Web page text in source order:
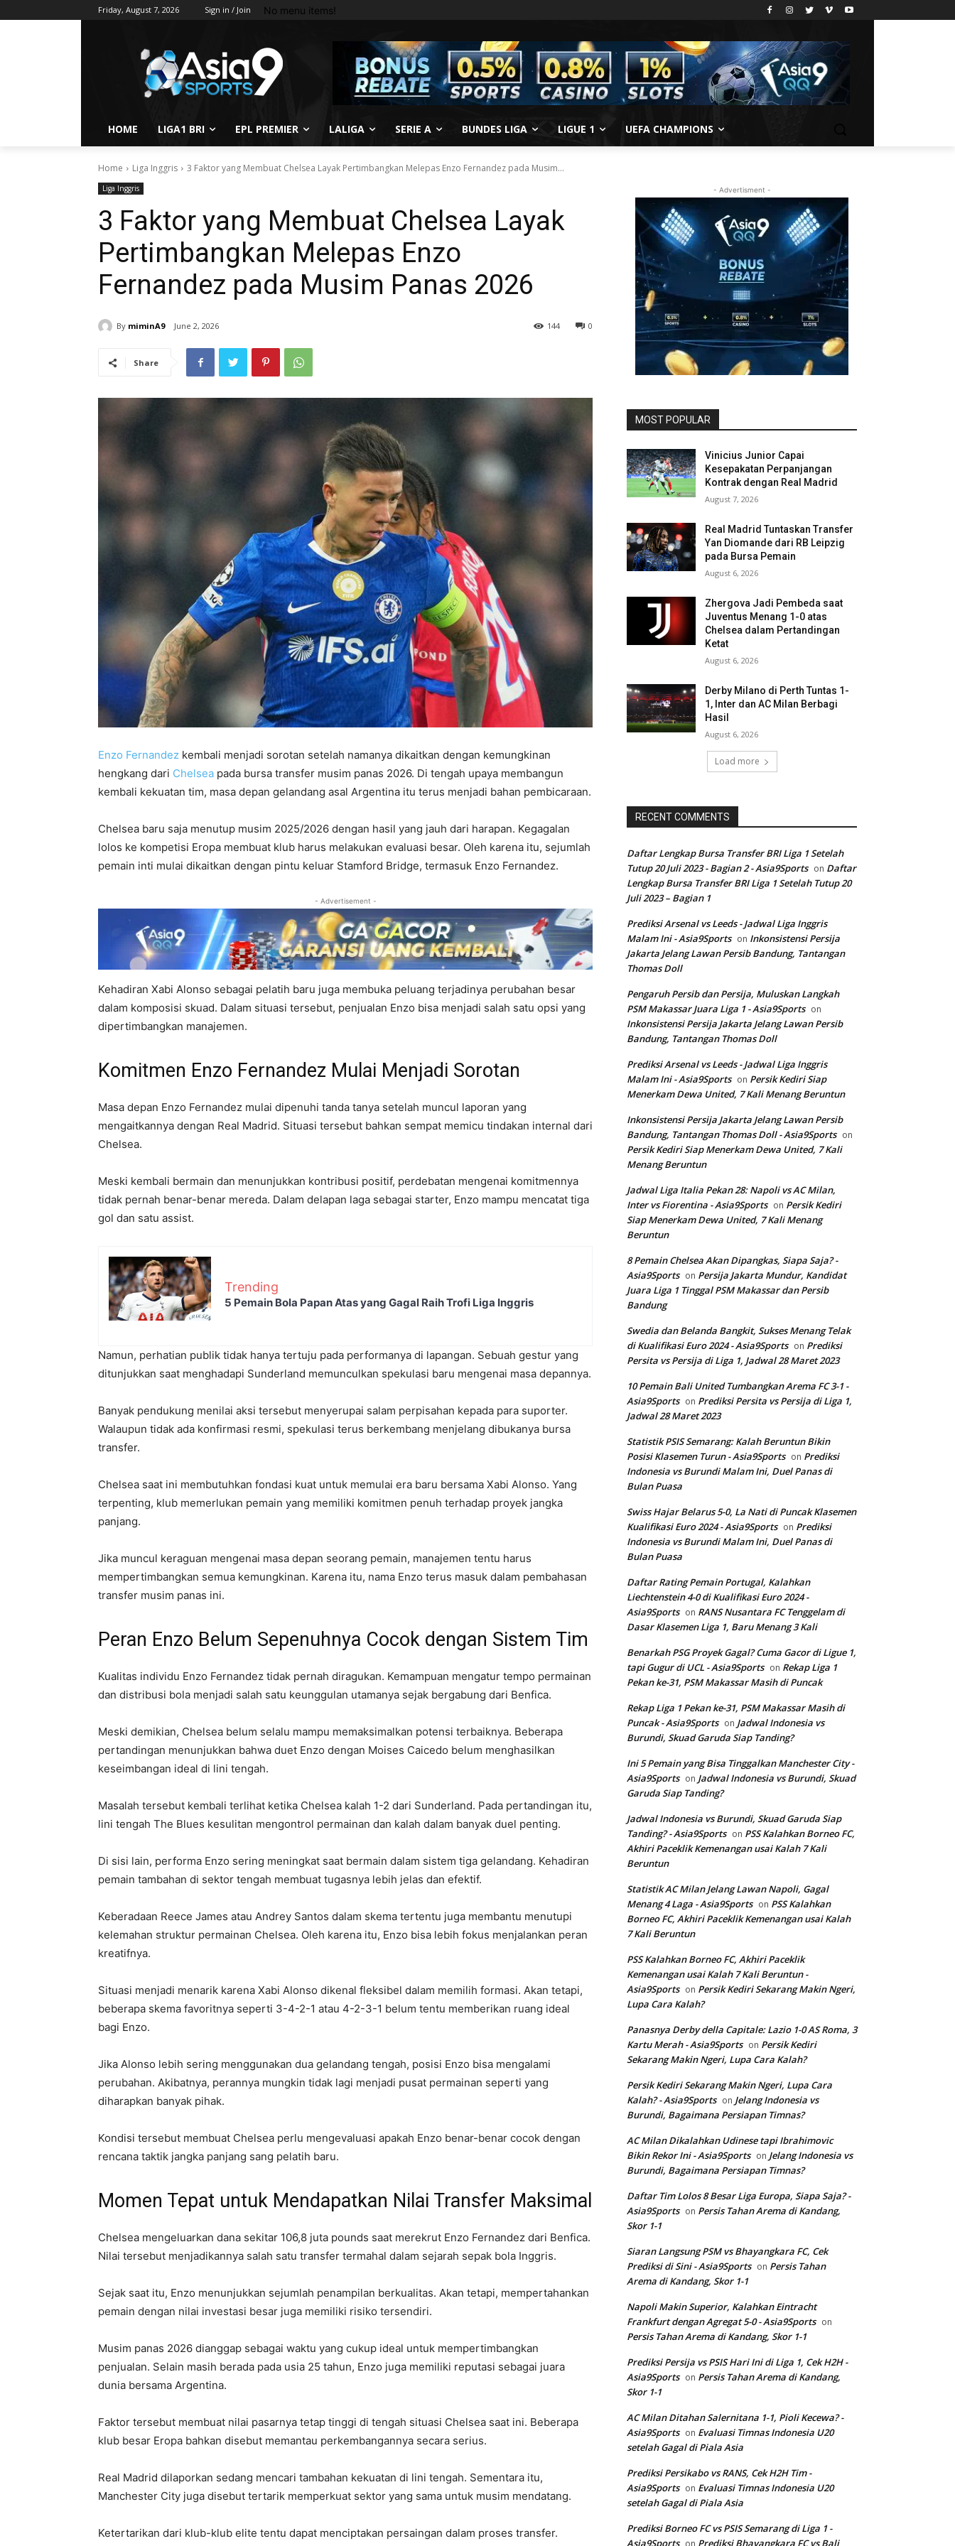
Friday, August 7, 2026 Sign in / Join No menu items!
HOME LIGA1 BRI EPL PREMIER LALIGA SERIE A BUNDES LIGA LIGUE 1 UEFA CHAMPIONS
Home Liga Inggris 3 Faktor yang Membuat Chelsea Layak Pertimbangkan Melepas Enzo Fernandez pada Musim...
Liga Inggris
3 Faktor yang Membuat Chelsea Layak
Pertimbangkan Melepas Enzo
Fernandez pada Musim Panas 2026
By miminA9 June 2, 2026 0
144
Share
Enzo Fernandez kembali menjadi sorotan setelah namanya dikaitkan dengan kemungkinan
hengkang dari Chelsea pada bursa transfer musim panas 2026. Di tengah upaya membangun
kembali kekuatan tim, masa depan gelandang asal Argentina itu terus menjadi bahan pembicaraan.
Chelsea baru saja menutup musim 2025/2026 dengan hasil yang jauh dari harapan. Kegagalan
lolos ke kompetisi Eropa membuat klub harus melakukan evaluasi besar. Oleh karena itu, sejumlah
pemain inti mulai dikaitkan dengan pintu keluar Stamford Bridge, termasuk Enzo Fernandez.
- Advertisement -
Kehadiran Xabi Alonso sebagai pelatih baru juga membuka peluang terjadinya perubahan besar
dalam komposisi skuad. Dalam situasi tersebut, penjualan Enzo bisa menjadi salah satu opsi yang
dipertimbangkan manajemen.
Komitmen Enzo Fernandez Mulai Menjadi Sorotan
Masa depan Enzo Fernandez mulai dipenuhi tanda tanya setelah muncul laporan yang
mengaitkannya dengan Real Madrid. Situasi tersebut bahkan sempat memicu tindakan internal dari
Chelsea.
Meski kembali bermain dan menunjukkan kontribusi positif, perdebatan mengenai komitmennya
tidak pernah benar-benar mereda. Dalam delapan laga sebagai starter, Enzo mampu mencatat tiga
gol dan satu assist.
Trending
5 Pemain Bola Papan Atas yang Gagal Raih Trofi Liga Inggris
Namun, perhatian publik tidak hanya tertuju pada performanya di lapangan. Sebuah gestur yang
ditunjukkan saat menghadapi Sunderland memunculkan spekulasi baru mengenai masa depannya.
Banyak pendukung menilai aksi tersebut menyerupai salam perpisahan kepada para suporter.
Walaupun tidak ada konfirmasi resmi, spekulasi terus berkembang menjelang dibukanya bursa
transfer.
Chelsea saat ini membutuhkan fondasi kuat untuk memulai era baru bersama Xabi Alonso. Yang
terpenting, klub memerlukan pemain yang memiliki komitmen penuh terhadap proyek jangka
panjang.
Jika muncul keraguan mengenai masa depan seorang pemain, manajemen tentu harus
mempertimbangkan semua kemungkinan. Karena itu, nama Enzo terus masuk dalam pembahasan
transfer musim panas ini.
Peran Enzo Belum Sepenuhnya Cocok dengan Sistem Tim
Kualitas individu Enzo Fernandez tidak pernah diragukan. Kemampuan mengatur tempo permainan
dan distribusi bola menjadi salah satu keunggulan utamanya sejak bergabung dari Benfica.
Meski demikian, Chelsea belum selalu mampu memaksimalkan potensi terbaiknya. Beberapa
pertandingan menunjukkan bahwa duet Enzo dengan Moises Caicedo belum menghasilkan
keseimbangan ideal di lini tengah.
Masalah tersebut kembali terlihat ketika Chelsea kalah 1-2 dari Sunderland. Pada pertandingan itu,
lini tengah The Blues kesulitan mengontrol permainan dan kalah dalam banyak duel penting.
Di sisi lain, performa Enzo sering meningkat saat bermain dalam sistem tiga gelandang. Kehadiran
pemain tambahan di sektor tengah membuat tugasnya lebih jelas dan efektif.
Keberadaan Reece James atau Andrey Santos dalam skema tertentu juga membantu menutupi
kelemahan struktur permainan Chelsea. Oleh karena itu, Enzo bisa lebih fokus menjalankan peran
kreatifnya.
Situasi menjadi menarik karena Xabi Alonso dikenal fleksibel dalam memilih formasi. Akan tetapi,
beberapa skema favoritnya seperti 3-4-2-1 atau 4-2-3-1 belum tentu memberikan ruang ideal
bagi Enzo.
Jika Alonso lebih sering menggunakan dua gelandang tengah, posisi Enzo bisa mengalami
perubahan. Akibatnya, perannya mungkin tidak lagi menjadi pusat permainan seperti yang
diharapkan banyak pihak.
Kondisi tersebut membuat Chelsea perlu mengevaluasi apakah Enzo benar-benar cocok dengan
rencana taktik jangka panjang sang pelatih baru.
Momen Tepat untuk Mendapatkan Nilai Transfer Maksimal
Chelsea mengeluarkan dana sekitar 106,8 juta pounds saat merekrut Enzo Fernandez dari Benfica.
Nilai tersebut menjadikannya salah satu transfer termahal dalam sejarah sepak bola Inggris.
Sejak saat itu, Enzo menunjukkan sejumlah penampilan berkualitas. Akan tetapi, mempertahankan
pemain dengan nilai investasi besar juga memiliki risiko tersendiri.
Musim panas 2026 dianggap sebagai waktu yang cukup ideal untuk mempertimbangkan
penjualan. Selain masih berada pada usia 25 tahun, Enzo juga memiliki reputasi sebagai juara
dunia bersama Argentina.
Faktor tersebut membuat nilai pasarnya tetap tinggi di tengah situasi Chelsea saat ini. Beberapa
klub besar Eropa bahkan disebut memantau perkembangannya secara serius.
Real Madrid dilaporkan sedang mencari tambahan kekuatan di lini tengah. Sementara itu,
Manchester City juga disebut tertarik memperkuat sektor yang sama untuk musim mendatang.
Ketertarikan dari klub-klub elite tentu dapat menciptakan persaingan dalam proses transfer.
- Advertisment -
MOST POPULAR
Vinicius Junior Capai
Kesepakatan Perpanjangan
Kontrak dengan Real Madrid
August 7, 2026
Real Madrid Tuntaskan Transfer
Yan Diomande dari RB Leipzig
pada Bursa Pemain
August 6, 2026
Zhergova Jadi Pembeda saat
Juventus Menang 1-0 atas
Chelsea dalam Pertandingan
Ketat
August 6, 2026
Derby Milano di Perth Tuntas 1-
1, Inter dan AC Milan Berbagi
Hasil
August 6, 2026
Load more
RECENT COMMENTS
Daftar Lengkap Bursa Transfer BRI Liga 1 Setelah
Tutup 20 Juli 2023 - Bagian 2 - Asia9Sports on Daftar
Lengkap Bursa Transfer BRI Liga 1 Setelah Tutup 20
Juli 2023 – Bagian 1
Prediksi Arsenal vs Leeds - Jadwal Liga Inggris
Malam Ini - Asia9Sports on Inkonsistensi Persija
Jakarta Jelang Lawan Persib Bandung, Tantangan
Thomas Doll
Pengaruh Persib dan Persija, Muluskan Langkah
PSM Makassar Juara Liga 1 - Asia9Sports on
Inkonsistensi Persija Jakarta Jelang Lawan Persib
Bandung, Tantangan Thomas Doll
Prediksi Arsenal vs Leeds - Jadwal Liga Inggris
Malam Ini - Asia9Sports on Persik Kediri Siap
Menerkam Dewa United, 7 Kali Menang Beruntun
Inkonsistensi Persija Jakarta Jelang Lawan Persib
Bandung, Tantangan Thomas Doll - Asia9Sports on
Persik Kediri Siap Menerkam Dewa United, 7 Kali
Menang Beruntun
Jadwal Liga Italia Pekan 28: Napoli vs AC Milan,
Inter vs Fiorentina - Asia9Sports on Persik Kediri
Siap Menerkam Dewa United, 7 Kali Menang
Beruntun
8 Pemain Chelsea Akan Dipangkas, Siapa Saja? -
Asia9Sports on Persija Jakarta Mundur, Kandidat
Juara Liga 1 Tinggal PSM Makassar dan Persib
Bandung
Swedia dan Belanda Bangkit, Sukses Menang Telak
di Kualifikasi Euro 2024 - Asia9Sports on Prediksi
Persita vs Persija di Liga 1, Jadwal 28 Maret 2023
10 Pemain Bali United Tumbangkan Arema FC 3-1 -
Asia9Sports on Prediksi Persita vs Persija di Liga 1,
Jadwal 28 Maret 2023
Statistik PSIS Semarang: Kalah Beruntun Bikin
Posisi Klasemen Turun - Asia9Sports on Prediksi
Indonesia vs Burundi Malam Ini, Duel Panas di
Bulan Puasa
Swiss Hajar Belarus 5-0, La Nati di Puncak Klasemen
Kualifikasi Euro 2024 - Asia9Sports on Prediksi
Indonesia vs Burundi Malam Ini, Duel Panas di
Bulan Puasa
Daftar Rating Pemain Portugal, Kalahkan
Liechtenstein 4-0 di Kualifikasi Euro 2024 -
Asia9Sports on RANS Nusantara FC Tenggelam di
Dasar Klasemen Liga 1, Baru Menang 3 Kali
Benarkah PSG Proyek Gagal? Cuma Gacor di Ligue 1,
tapi Gugur di UCL - Asia9Sports on Rekap Liga 1
Pekan ke-31, PSM Makassar Masih di Puncak
Rekap Liga 1 Pekan ke-31, PSM Makassar Masih di
Puncak - Asia9Sports on Jadwal Indonesia vs
Burundi, Skuad Garuda Siap Tanding?
Ini 5 Pemain yang Bisa Tinggalkan Manchester City -
Asia9Sports on Jadwal Indonesia vs Burundi, Skuad
Garuda Siap Tanding?
Jadwal Indonesia vs Burundi, Skuad Garuda Siap
Tanding? - Asia9Sports on PSS Kalahkan Borneo FC,
Akhiri Paceklik Kemenangan usai Kalah 7 Kali
Beruntun
Statistik AC Milan Jelang Lawan Napoli, Gagal
Menang 4 Laga - Asia9Sports on PSS Kalahkan
Borneo FC, Akhiri Paceklik Kemenangan usai Kalah
7 Kali Beruntun
PSS Kalahkan Borneo FC, Akhiri Paceklik
Kemenangan usai Kalah 7 Kali Beruntun -
Asia9Sports on Persik Kediri Sekarang Makin Ngeri,
Lupa Cara Kalah?
Panasnya Derby della Capitale: Lazio 1-0 AS Roma, 3
Kartu Merah - Asia9Sports on Persik Kediri
Sekarang Makin Ngeri, Lupa Cara Kalah?
Persik Kediri Sekarang Makin Ngeri, Lupa Cara
Kalah? - Asia9Sports on Jelang Indonesia vs
Burundi, Bagaimana Persiapan Timnas?
AC Milan Dikalahkan Udinese tapi Ibrahimovic
Bikin Rekor Ini - Asia9Sports on Jelang Indonesia vs
Burundi, Bagaimana Persiapan Timnas?
Daftar Tim Lolos 8 Besar Liga Europa, Siapa Saja? -
Asia9Sports on Persis Tahan Arema di Kandang,
Skor 1-1
Siaran Langsung PSM vs Bhayangkara FC, Cek
Prediksi di Sini - Asia9Sports on Persis Tahan
Arema di Kandang, Skor 1-1
Napoli Makin Superior, Kalahkan Eintracht
Frankfurt dengan Agregat 5-0 - Asia9Sports on
Persis Tahan Arema di Kandang, Skor 1-1
Prediksi Persija vs PSIS Hari Ini di Liga 1, Cek H2H -
Asia9Sports on Persis Tahan Arema di Kandang,
Skor 1-1
AC Milan Ditahan Salernitana 1-1, Pioli Kecewa? -
Asia9Sports on Evaluasi Timnas Indonesia U20
setelah Gagal di Piala Asia
Prediksi Persikabo vs RANS, Cek H2H Tim -
Asia9Sports on Evaluasi Timnas Indonesia U20
setelah Gagal di Piala Asia
Prediksi Borneo FC vs PSIS Semarang di Liga 1 -
Asia9Sports on Prediksi Bhayangkara FC vs Bali